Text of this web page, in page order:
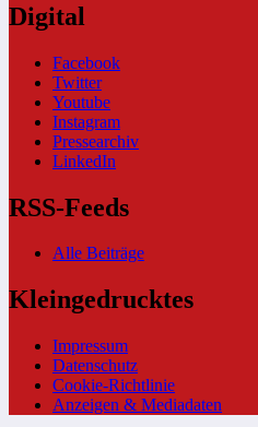
Digital
Facebook
Twitter
Youtube
Instagram
Pressearchiv
LinkedIn
RSS-Feeds
Alle Beiträge
Kleingedrucktes
Impressum
Datenschutz
Cookie-Richtlinie
Anzeigen & Mediadaten